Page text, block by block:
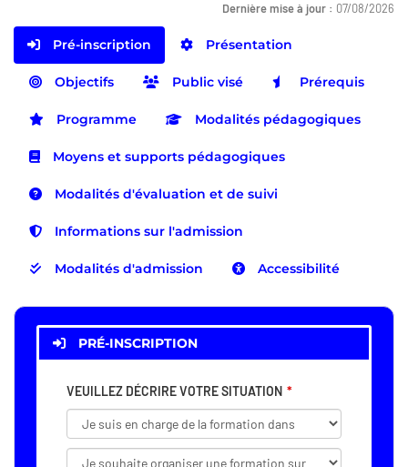
Dernière mise à jour : 07/08/2026
Pré-inscription Présentation
Objectifs Public visé Prérequis
Programme Modalités pédagogiques
Moyens et supports pédagogiques
Modalités d'évaluation et de suivi
Informations sur l'admission
Modalités d'admission Accessibilité
PRÉ-INSCRIPTION
VEUILLEZ DÉCRIRE VOTRE SITUATION